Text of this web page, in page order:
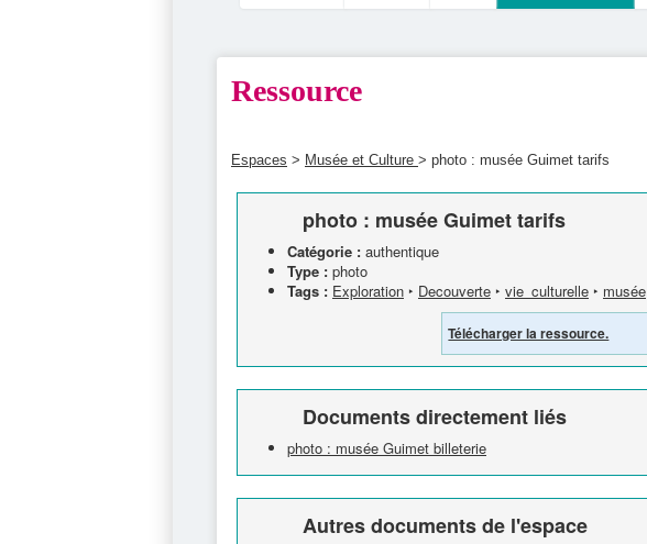
Ressource
Espaces > Musée et Culture > photo : musée Guimet tarifs
photo : musée Guimet tarifs
Catégorie : authentique
Type : photo
Tags : Exploration ‣ Decouverte ‣ vie_culturelle ‣ musée
Télécharger la ressource.
Documents directement liés
photo : musée Guimet billeterie
Autres documents de l'espace